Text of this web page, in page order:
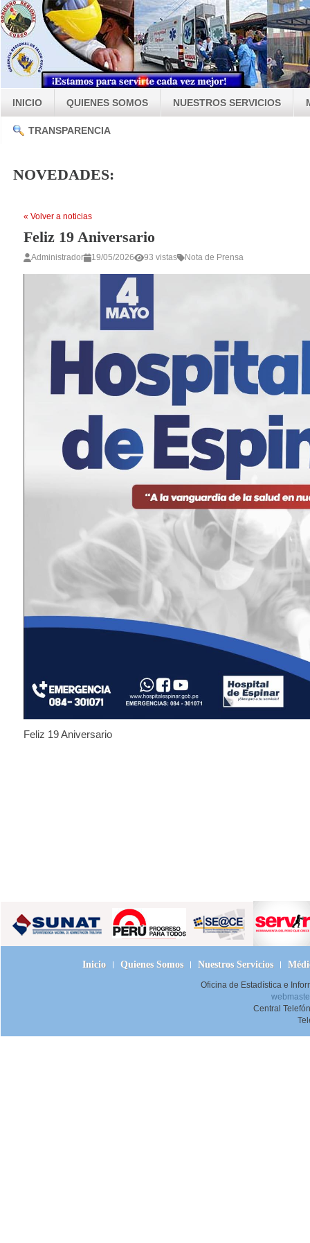
INICIO QUIENES SOMOS NUESTROS SERVICIOS
TRANSPARENCIA
NOVEDADES:
« Volver a noticias
Feliz 19 Aniversario
Administrador 19/05/2026 93 vistas Nota de Prensa
Feliz 19 Aniversario
Inicio Quienes Somos Nuestros Servicios
Oficina de Estadística e
Central